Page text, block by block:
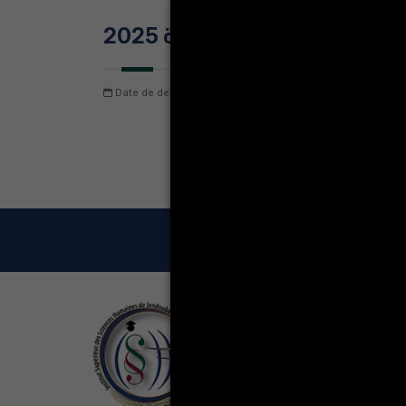
في علوم التربية 2025
Date de dernière mise à jour: dimanche 9 août 2026